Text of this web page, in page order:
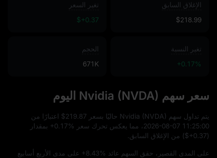
الإغلاق السابق
$218.99
تغير السعر
$+0.37
تغير النسبة
+0.17%
الحجم
671K
سعر سهم Nvidia (NVDA) اليوم
يتم تداول سهم Nvidia (NVDA) حاليًا بسعر $219.87 اعتبارًا من
2026-08-07 11 :25:00 ، مما يعكس تحرك سعر +0.17% بمقدار
(
$+0.37) من الإغلاق السابق.
على المدى القصير، حقق السهم عائد +8.43% على مدى الأربع أسابيع